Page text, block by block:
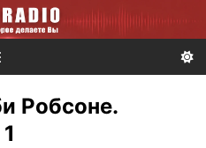
Робсоне.